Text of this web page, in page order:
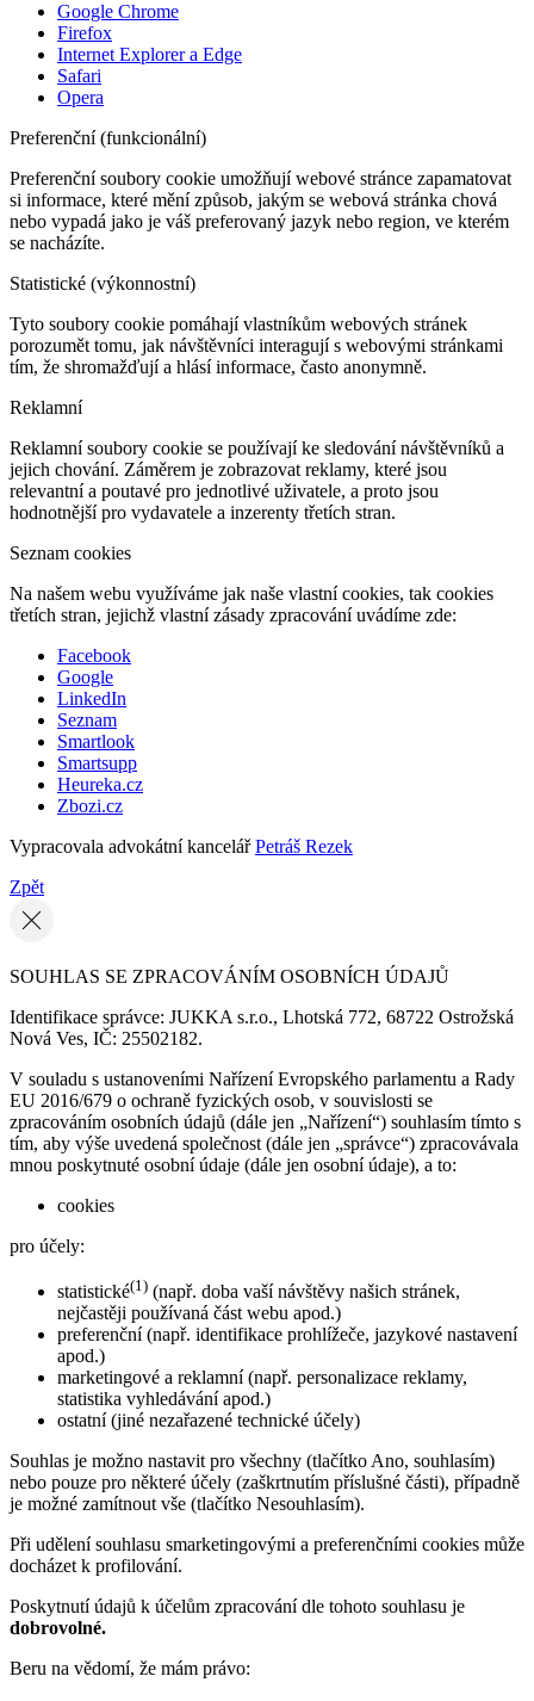
Google Chrome
Firefox
Internet Explorer a Edge
Safari
Opera
Preferenční (funkcionální)
Preferenční soubory cookie umožňují webové stránce zapamatovat
si informace, které mění způsob, jakým se webová stránka chová
nebo vypadá jako je váš preferovaný jazyk nebo region, ve kterém
se nacházíte.
Statistické (výkonnostní)
Tyto soubory cookie pomáhají vlastníkům webových stránek
porozumět tomu, jak návštěvníci interagují s webovými stránkami
tím, že shromažďují a hlásí informace, často anonymně.
Reklamní
Reklamní soubory cookie se používají ke sledování návštěvníků a
jejich chování. Záměrem je zobrazovat reklamy, které jsou
relevantní a poutavé pro jednotlivé uživatele, a proto jsou
hodnotnější pro vydavatele a inzerenty třetích stran.
Seznam cookies
Na našem webu využíváme jak naše vlastní cookies, tak cookies
třetích stran, jejichž vlastní zásady zpracování uvádíme zde:
Facebook
Google
LinkedIn
Seznam
Smartlook
Smartsupp
Heureka.cz
Zbozi.cz
Vypracovala advokátní kancelářPetráš Rezek
Zpět
SOUHLAS SE ZPRACOVÁNÍM OSOBNÍCH ÚDAJŮ
Identifikace správce: JUKKA s.r.o., Lhotská 772, 68722 Ostrožská
Nová Ves, IČ: 25502182.
V souladu s ustanoveními Nařízení Evropského parlamentu a Rady
EU 2016/679 o ochraně fyzických osob, v souvislosti se
zpracováním osobních údajů (dále jen „Nařízení“) souhlasím tímto s
tím, aby výše uvedená společnost (dále jen „správce“) zpracovávala
mnou poskytnuté osobní údaje (dále jen osobní údaje), a to:
cookies
pro účely:
statistické(1) (např. doba vaší návštěvy našich stránek,
nejčastěji používaná část webu apod.)
preferenční (např. identifikace prohlížeče, jazykové nastavení
apod.)
marketingové a reklamní (např. personalizace reklamy,
statistika vyhledávání apod.)
ostatní (jiné nezařazené technické účely)
Souhlas je možno nastavit pro všechny (tlačítko Ano, souhlasím)
nebo pouze pro některé účely (zaškrtnutím příslušné části), případně
je možné zamítnout vše (tlačítko Nesouhlasím).
Při udělení souhlasu smarketingovými a preferenčními cookies může
docházet k profilování.
Poskytnutí údajů k účelům zpracování dle tohoto souhlasu je
dobrovolné.
Beru na vědomí, že mám právo: